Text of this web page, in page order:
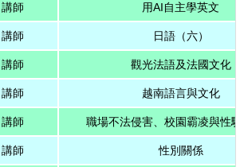
講師 用AI自主學英文
講師 日語（六）
講師 觀光法語及法國文化
講師 越南語言與文化
講師 職場不法侵害、校園霸凌與性騷
講師 性別關係